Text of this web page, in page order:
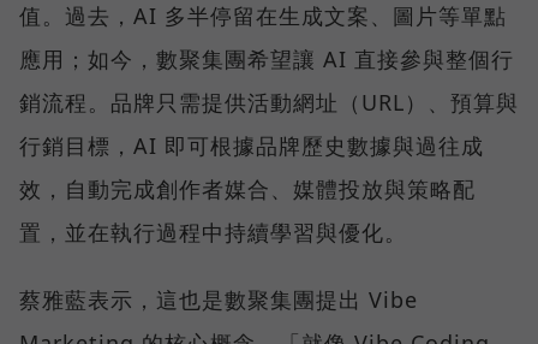
值。過去，AI 多半停留在生成文案、圖片等單點
應用；如今，數聚集團希望讓 AI 直接參與整個行
銷流程。品牌只需提供活動網址（URL）、預算與
行銷目標，AI 即可根據品牌歷史數據與過往成
效，自動完成創作者媒合、媒體投放與策略配
置，並在執行過程中持續學習與優化。
蔡雅藍表示，這也是數聚集團提出 Vibe